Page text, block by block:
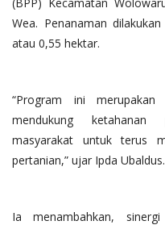
Wea. Penanaman
atau 0,55 hektar.
“Program ini
mendukung ketahanan
masyarakat untuk terus
pertanian,” ujar Ipda Ubaldus.
Ia menambahkan,